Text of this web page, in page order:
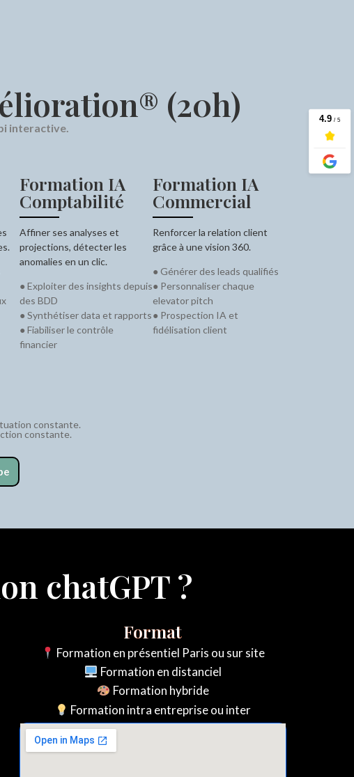
(20h)
interactive.
Formation IA
Comptabilité
Affiner ses analyses et
projections, détecter les
anomalies en un clic.
● Exploiter des insights depuis
des BDD
● Synthétiser data et rapports
● Fiabiliser le contrôle
financier
Formation IA
Commercial
Renforcer la relation client
grâce à une vision 360.
● Générer des leads qualifiés
● Personnaliser chaque
elevator pitch
● Prospection IA et
fidélisation client
constante.
constante.
chatGPT ?
Format
Formation en présentiel Paris ou sur site
Formation en distanciel
Formation hybride
Formation intra entreprise ou inter